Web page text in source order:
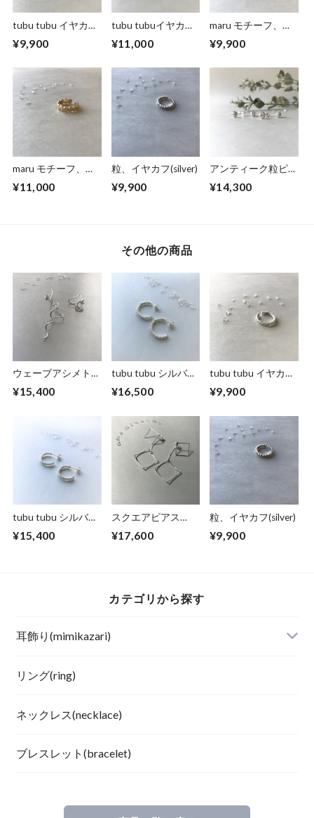
tubu tubu イヤカ
¥9,900
tubu tubuイヤカ
ーティング)
¥11,000
maru モチーフ、イ
げ～ (silver)
¥9,900
maru モチーフ、イ
げ～ (silver＋k18
¥11,000
粒、イヤカフ(silver)
¥9,900
アンティーク粒ピア
¥14,300
その他の商品
ウェーブアシメトリ
ーピアス(silver)
¥15,400
tubu tubu シルバー
フープ ピアス
(large)
¥16,500
tubu tubu イヤカ
フ (silver)
¥9,900
tubu tubu シルバー
¥15,400
スクエアピアス
¥17,600
粒、イヤカフ(silver)
¥9,900
カテゴリから探す
耳飾り(mimikazari)
リング(ring)
ネックレス(necklace)
ブレスレット(bracelet)